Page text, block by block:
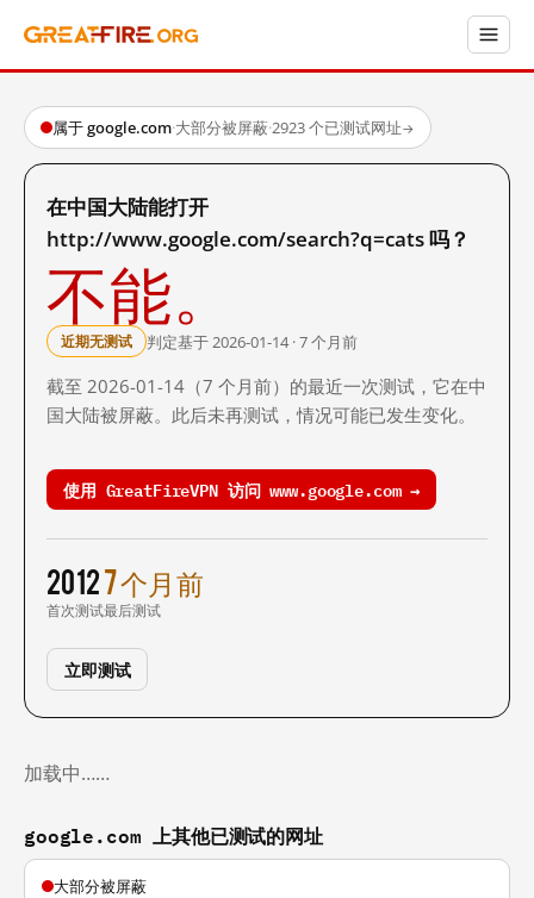
属于 google.com·大部分被屏蔽·2923 个已测试网址→
在中国大陆能打开
http://www.google.com/search?q=cats 吗？
不能。
近期无测试 判定基于 2026-01-14 · 7 个月前
截至 2026-01-14（7 个月前）的最近一次测试，它在中
国大陆被屏蔽。此后未再测试，情况可能已发生变化。
使用 GreatFireVPN 访问 www.google.com →
2012
首次测试
7 个月前
最后测试
立即测试
加载中……
google.com 上其他已测试的网址
大部分被屏蔽